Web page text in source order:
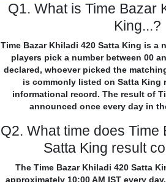
Q1. What is Time Bazar
King...?
Time Bazar Khiladi 420 Satta King is a
players pick a number between 00
declared, whoever picked the
is commonly listed on Satta King
informational record. The result of
announced once every day in
Q2. What time does Time
Satta King result
The Time Bazar Khiladi 420 Satta
approximately 10:00 AM IST every